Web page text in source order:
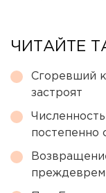
ЧИТАЙТЕ
Сгоревший
застроят
постепенно